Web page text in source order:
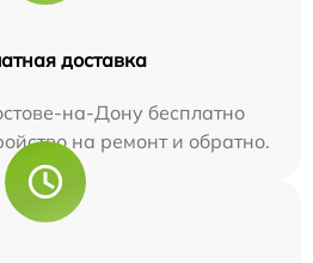
доставка
на-Дону бесплатно
на ремонт и обратно.